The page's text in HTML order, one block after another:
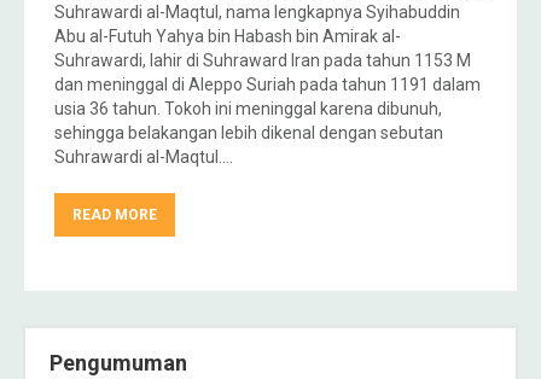
Suhrawardi al-Maqtul, nama lengkapnya Syihabuddin
Abu al-Futuh Yahya bin Habash bin Amirak al-
Suhrawardi, lahir di Suhraward Iran pada tahun 1153 M
dan meninggal di Aleppo Suriah pada tahun 1191 dalam
usia 36 tahun. Tokoh ini meninggal karena dibunuh,
sehingga belakangan lebih dikenal dengan sebutan
Suhrawardi al-Maqtul….
READ MORE
Pengumuman